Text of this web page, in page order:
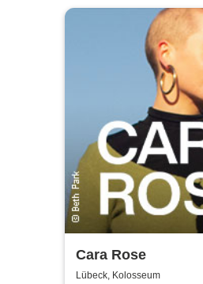
Cara Rose
Lübeck, Kolosseum